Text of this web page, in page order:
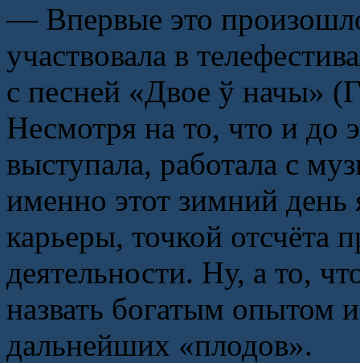
— Впервые это
участвовала в
с песней «Двое ў начы»
Несмотря на то, что и до
выступала, работала с
именно этот зимний день
карьеры, точкой отсчёта
деятельности. Ну, а то,
назвать богатым опытом
дальнейших «плодов».